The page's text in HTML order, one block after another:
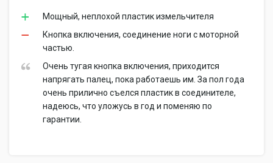
Мощный, неплохой пластик измельчителя
Кнопка включения, соединение ноги с моторной
частью.
Очень тугая кнопка включения, приходится
напрягать палец, пока работаешь им. За пол года
очень прилично съелся пластик в соединителе,
надеюсь, что уложусь в год и поменяю по
гарантии.